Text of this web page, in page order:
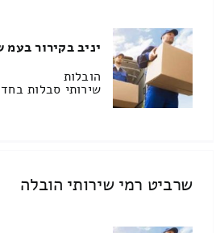
יניב בקירור בעמ
הובלות
שירותי סבלות
שרביט רמי שירותי הובלה